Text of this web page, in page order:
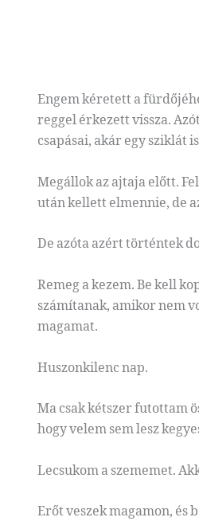
Engem kéretett a
reggel érkezett vissza.
csapásai, akár egy sziklát
Megállok az ajtaja előtt.
után kellett elmennie, de
De azóta azért történtek
Remeg a kezem. Be kell
számítanak, amikor nem
magamat.
Huszonkilenc nap.
Ma csak kétszer futottam
hogy velem sem lesz
Lecsukom a szememet.
Erőt veszek magamon, és